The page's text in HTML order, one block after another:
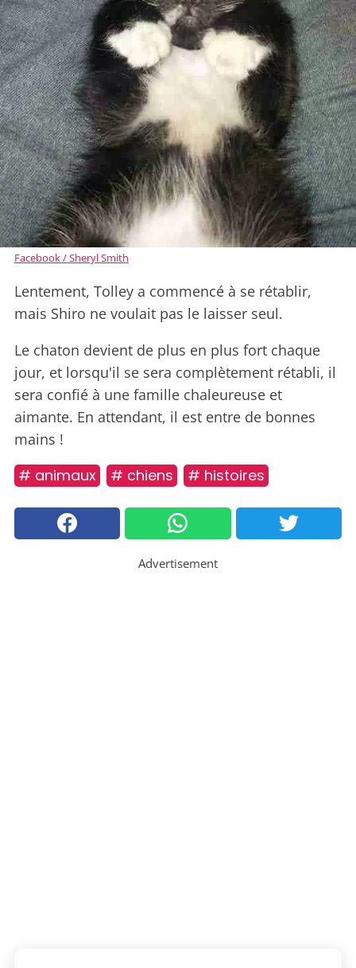
Facebook / Sheryl Smith
Lentement, Tolley a commencé à se rétablir,
mais Shiro ne voulait pas le laisser seul.
Le chaton devient de plus en plus fort chaque
jour, et lorsqu'il se sera complètement rétabli, il
sera confié à une famille chaleureuse et
aimante. En attendant, il est entre de bonnes
mains !
# animaux # chiens # histoires
Advertisement